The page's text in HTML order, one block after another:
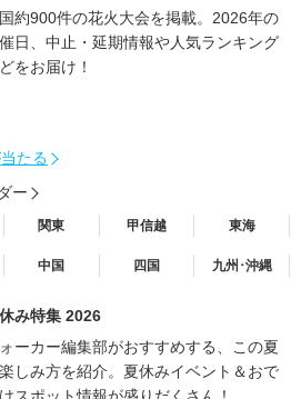
約900件の花火大会を掲載。2026年の
日、中止・延期情報や人気ランキング
をお届け！
たる
ー
関東 甲信越 東海
中国 四国 九州･沖縄
み特集 2026
ーカー編集部がおすすめする、この夏
しみ方を紹介。夏休みイベント＆おで